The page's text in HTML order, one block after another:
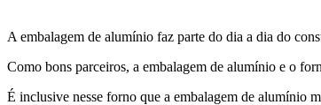
A embalagem de alumínio faz parte do dia a dia do
Como bons parceiros, a embalagem de alumínio e o
É inclusive nesse forno que a embalagem de alumínio